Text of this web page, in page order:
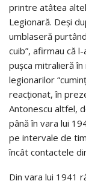
printre atâtea
Legionară. Deşi
umblaseră
cuib”, afirmau că
puşca mitralieră
legionarilor
reacţionat, în
Antonescu altfel,
până în vara lui
pe intervale de
încât contactele
Din vara lui 1941